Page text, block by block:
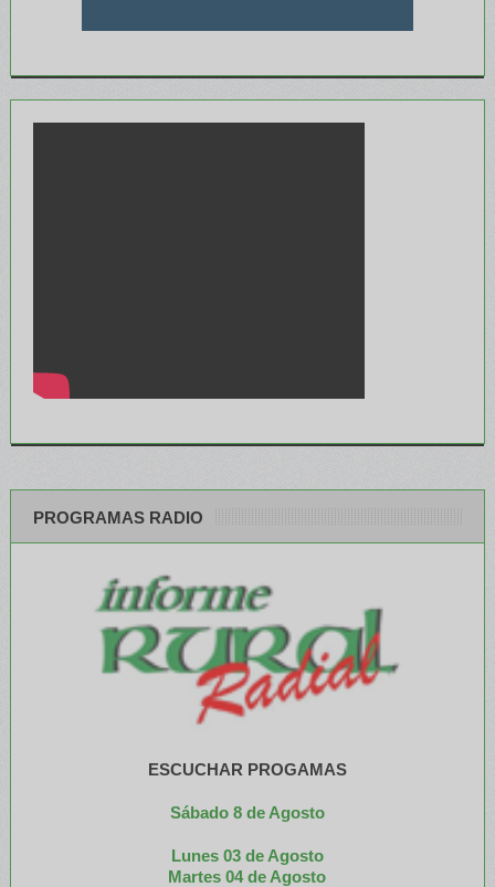
PROGRAMAS RADIO
ESCUCHAR PROGAMAS
Sábado 8 de Agosto
Lunes 03 de Agosto
Martes 04 de Agosto